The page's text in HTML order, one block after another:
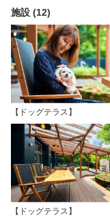
施設 (12)
【ドッグテラス】
【ドッグテラス】